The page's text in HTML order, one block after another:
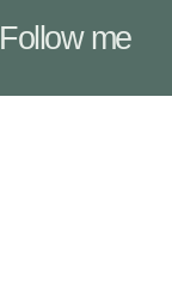
Follow me